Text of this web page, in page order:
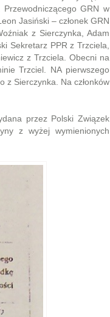
Przewodniczącego GRN w
Jasiński – członek GRN
z Sierczynka, Adam
Sekretarz PPR z Trzciela,
z Trzciela. Obecni na
Trzciel. NA pierwszego
z Sierczynka. Na członków
przez Polski Związek
z wyżej wymienionych